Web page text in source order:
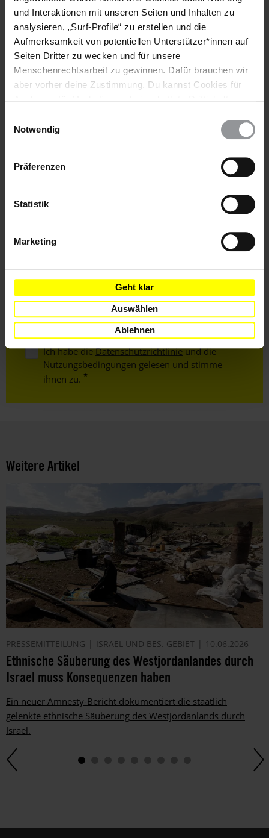
und Interaktionen mit unseren Seiten und Inhalten zu
analysieren, „Surf-Profile“ zu erstellen und die
Aufmerksamkeit von potentiellen Unterstützer*innen auf
Seiten Dritter zu wecken und für unsere
Menschenrechtsarbeit zu gewinnen. Dafür brauchen wir
aber vorher deine Zustimmung. Du kannst Cookies für
wieder ändern. Diesen Banner kannst Du über den Link
Notwendig
Präferenzen
Statistik
Marketing
Geht klar
Auswählen
Ablehnen
Teile diesen Beitrag
Bleib informiert
Text
Abonniere den Amnesty-Newsletter und mach dich
für die Menschenrechte stark!
Mail
Ich habe dieDatenschutzrichtlinieund die
Nutzungsbedingungen gelesen und stimme
ihnen zu.
Weitere Artikel
PRESSEMITTEILUNG ISRAEL UND BES. GEBIET 10.06.2026
Ethnische Säuberung des Westjordanlandes durch
Israel muss Konsequenzen haben
Ein neuer Amnesty-Bericht dokumentiert die staatlich
gelenkte ethnische Säuberung des Westjordanlands durch
Israel.